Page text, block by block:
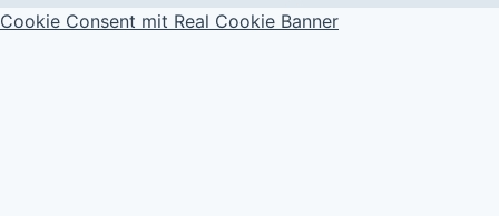
Cookie Consent mit Real Cookie Banner